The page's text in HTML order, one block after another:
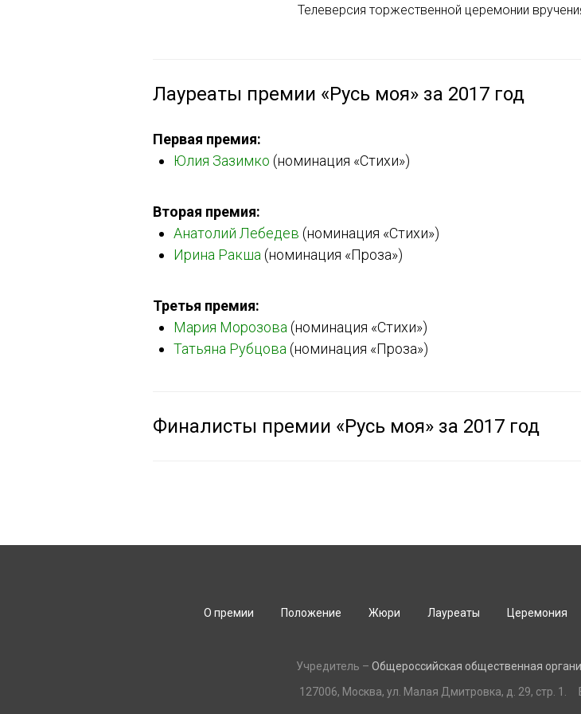
Телеверсия торжественной церемонии
Лауреаты премии «Русь моя» за 2017 год
Первая премия:
Юлия Зазимко (номинация «Стихи»)
Вторая премия:
Анатолий Лебедев (номинация «Стихи»)
Ирина Ракша (номинация «Проза»)
Третья премия:
Мария Морозова (номинация «Стихи»)
Татьяна Рубцова (номинация «Проза»)
Финалисты премии «Русь моя» за 2017 год
О премии Положение Жюри Лауреаты Церемония
Учредитель – Общероссийская общественная
127006, Москва, ул. Малая Дмитровка, д. 29, стр. 1.